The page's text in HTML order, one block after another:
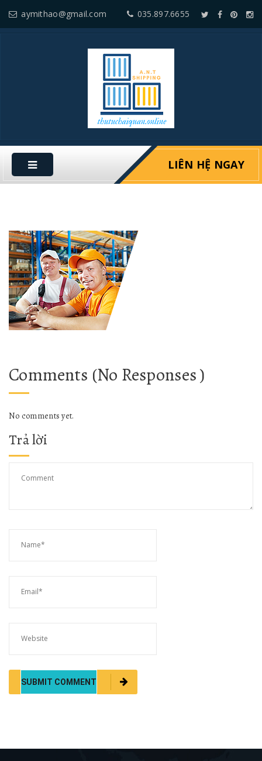
aymithao@gmail.com 035.897.6655
LIÊN HỆ NGAY
Comments (No Responses )
No comments yet.
Trả lời